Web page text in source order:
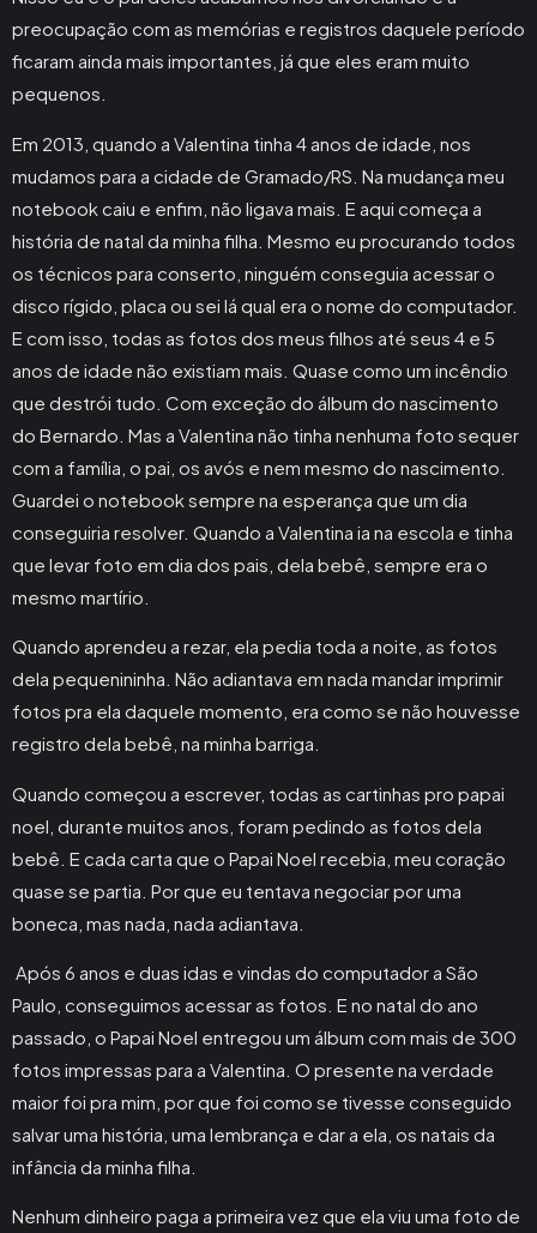
preocupação com as memórias e registros daquele período
ficaram ainda mais importantes, já que eles eram muito
pequenos.
Em 2013, quando a Valentina tinha 4 anos de idade, nos
mudamos para a cidade de Gramado/RS. Na mudança meu
notebook caiu e enfim, não ligava mais. E aqui começa a
história de natal da minha filha. Mesmo eu procurando todos
os técnicos para conserto, ninguém conseguia acessar o
disco rígido, placa ou sei lá qual era o nome do computador.
E com isso, todas as fotos dos meus filhos até seus 4 e 5
anos de idade não existiam mais. Quase como um incêndio
que destrói tudo. Com exceção do álbum do nascimento
do Bernardo. Mas a Valentina não tinha nenhuma foto sequer
com a família, o pai, os avós e nem mesmo do nascimento.
Guardei o notebook sempre na esperança que um dia
conseguiria resolver. Quando a Valentina ia na escola e tinha
que levar foto em dia dos pais, dela bebê, sempre era o
mesmo martírio.
Quando aprendeu a rezar, ela pedia toda a noite, as fotos
dela pequenininha. Não adiantava em nada mandar imprimir
fotos pra ela daquele momento, era como se não houvesse
registro dela bebê, na minha barriga.
Quando começou a escrever, todas as cartinhas pro papai
noel, durante muitos anos, foram pedindo as fotos dela
bebê. E cada carta que o Papai Noel recebia, meu coração
quase se partia. Por que eu tentava negociar por uma
boneca, mas nada, nada adiantava.
Após 6 anos e duas idas e vindas do computador a São
Paulo, conseguimos acessar as fotos. E no natal do ano
passado, o Papai Noel entregou um álbum com mais de 300
fotos impressas para a Valentina. O presente na verdade
maior foi pra mim, por que foi como se tivesse conseguido
salvar uma história, uma lembrança e dar a ela, os natais da
infância da minha filha.
Nenhum dinheiro paga a primeira vez que ela viu uma foto de